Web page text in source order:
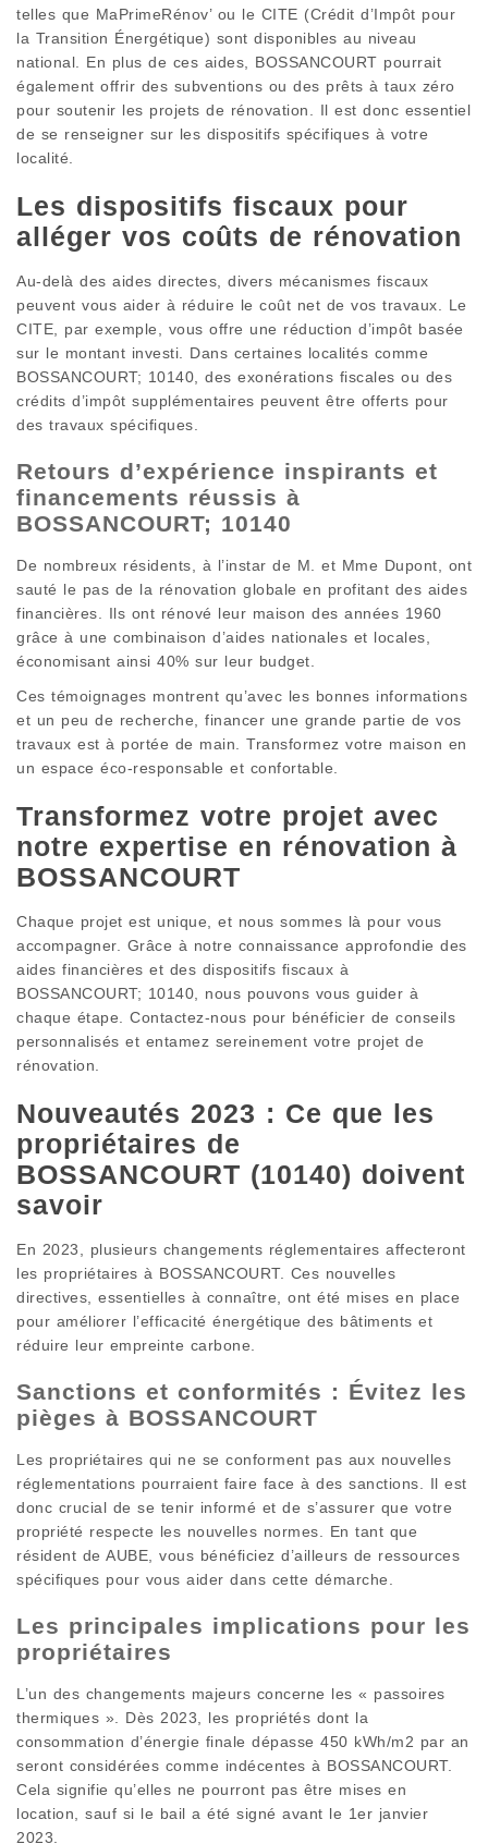
telles que MaPrimeRénov’ ou le CITE (Crédit d’Impôt pour
la Transition Énergétique) sont disponibles au niveau
national. En plus de ces aides, BOSSANCOURT pourrait
également offrir des subventions ou des prêts à taux zéro
pour soutenir les projets de rénovation. Il est donc essentiel
de se renseigner sur les dispositifs spécifiques à votre
localité.
Les dispositifs fiscaux pour
alléger vos coûts de rénovation
Au-delà des aides directes, divers mécanismes fiscaux
peuvent vous aider à réduire le coût net de vos travaux. Le
CITE, par exemple, vous offre une réduction d’impôt basée
sur le montant investi. Dans certaines localités comme
BOSSANCOURT; 10140, des exonérations fiscales ou des
crédits d’impôt supplémentaires peuvent être offerts pour
des travaux spécifiques.
Retours d’expérience inspirants et
financements réussis à
BOSSANCOURT; 10140
De nombreux résidents, à l’instar de M. et Mme Dupont, ont
sauté le pas de la rénovation globale en profitant des aides
financières. Ils ont rénové leur maison des années 1960
grâce à une combinaison d’aides nationales et locales,
économisant ainsi 40% sur leur budget.
Ces témoignages montrent qu’avec les bonnes informations
et un peu de recherche, financer une grande partie de vos
travaux est à portée de main. Transformez votre maison en
un espace éco-responsable et confortable.
Transformez votre projet avec
notre expertise en rénovation à
BOSSANCOURT
Chaque projet est unique, et nous sommes là pour vous
accompagner. Grâce à notre connaissance approfondie des
aides financières et des dispositifs fiscaux à
BOSSANCOURT; 10140, nous pouvons vous guider à
chaque étape. Contactez-nous pour bénéficier de conseils
personnalisés et entamez sereinement votre projet de
rénovation.
Nouveautés 2023 : Ce que les
propriétaires de
BOSSANCOURT (10140) doivent
savoir
En 2023, plusieurs changements réglementaires affecteront
les propriétaires à BOSSANCOURT. Ces nouvelles
directives, essentielles à connaître, ont été mises en place
pour améliorer l’efficacité énergétique des bâtiments et
réduire leur empreinte carbone.
Sanctions et conformités : Évitez les
pièges à BOSSANCOURT
Les propriétaires qui ne se conforment pas aux nouvelles
réglementations pourraient faire face à des sanctions. Il est
donc crucial de se tenir informé et de s’assurer que votre
propriété respecte les nouvelles normes. En tant que
résident de AUBE, vous bénéficiez d’ailleurs de ressources
spécifiques pour vous aider dans cette démarche.
Les principales implications pour les
propriétaires
L’un des changements majeurs concerne les « passoires
thermiques ». Dès 2023, les propriétés dont la
consommation d’énergie finale dépasse 450 kWh/m2 par an
seront considérées comme indécentes à BOSSANCOURT.
Cela signifie qu’elles ne pourront pas être mises en
location, sauf si le bail a été signé avant le 1er janvier
2023.